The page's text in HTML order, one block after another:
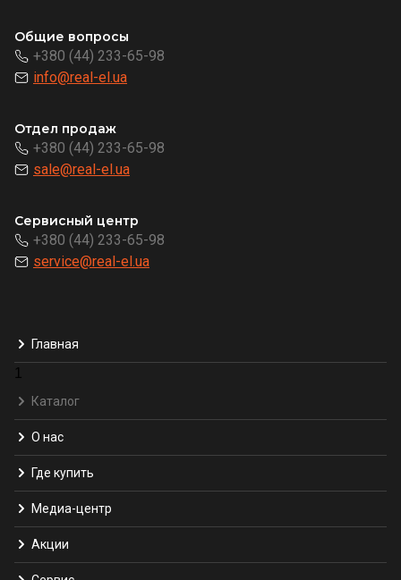
Общие вопросы
+380 (44) 233-65-98
info@real-el.ua
Отдел продаж
+380 (44) 233-65-98
sale@real-el.ua
Сервисный центр
+380 (44) 233-65-98
service@real-el.ua
Главная
1
Каталог
О нас
Где купить
Медиа-центр
Акции